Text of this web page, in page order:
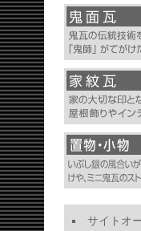
サイトオ